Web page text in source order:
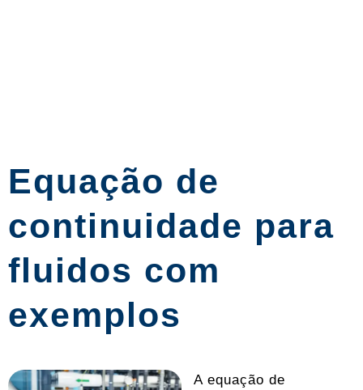
Equação de
continuidade para
fluidos com
exemplos
A equação de